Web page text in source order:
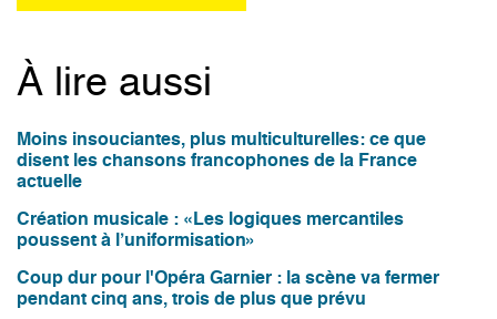
À lire aussi
Moins insouciantes, plus multiculturelles: ce que
disent les chansons francophones de la France
actuelle
Création musicale : «Les logiques mercantiles
poussent à l’uniformisation»
Coup dur pour l'Opéra Garnier : la scène va fermer
pendant cinq ans, trois de plus que prévu